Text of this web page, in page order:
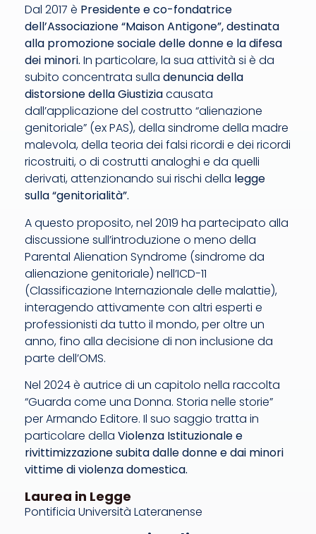
Dal 2017 è Presidente e co-fondatrice
dell’Associazione “Maison Antigone”, destinata
alla promozione sociale delle donne e la difesa
dei minori. In particolare, la sua attività si è da
subito concentrata sulla denuncia della
distorsione della Giustiziacausata
dall’applicazione del costrutto “alienazione
genitoriale” (ex PAS), della sindrome della madre
malevola, della teoria dei falsi ricordi e dei ricordi
ricostruiti, o di costrutti analoghi e da quelli
derivati, attenzionando sui rischi della legge
sulla “genitorialità”.
A questo proposito, nel 2019 ha partecipato alla
discussione sull’introduzione o meno della
Parental Alienation Syndrome (sindrome da
alienazione genitoriale) nell’ICD-11
(Classificazione Internazionale delle malattie),
interagendo attivamente con altri esperti e
professionisti da tutto il mondo, per oltre un
anno, fino alla decisione di non inclusione da
parte dell’OMS.
Nel 2024 è autrice di un capitolo nella raccolta
“Guarda come una Donna. Storia nelle storie”
per Armando Editore. Il suo saggio tratta in
particolare della Violenza Istituzionale e
rivittimizzazione subita dalle donne e dai minori
vittime di violenza domestica.
Laurea in Legge
Pontificia Università Lateranense